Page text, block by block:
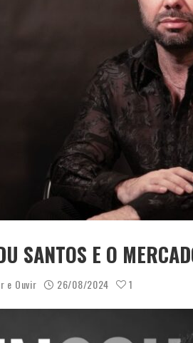
REDIG REAFIRMA RECIFE COMO CELEIRO
SANTOS E O
e Ouvir 26/08/2024 1